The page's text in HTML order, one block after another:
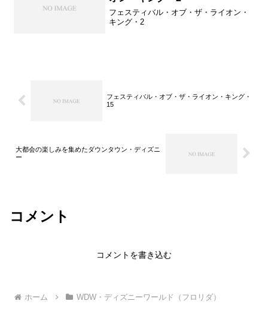
フェスティバル・オブ・ザ・ライオン・
キング・2
フェスティバル・オブ・ザ・ライオン・キング・
15
大都会の楽しみを集めたダウンタウン・ディズニ
ー
コメント
コメントを書き込む
ホーム WDW・ディズニーワールド（フロリダ）